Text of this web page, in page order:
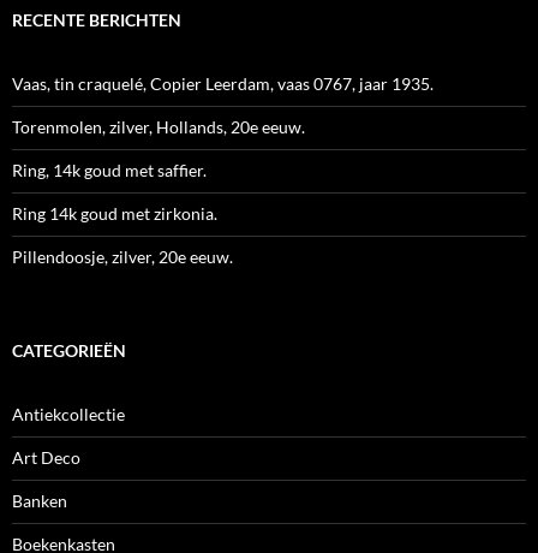
RECENTE BERICHTEN
Vaas, tin craquelé, Copier Leerdam, vaas 0767, jaar 1935.
Torenmolen, zilver, Hollands, 20e eeuw.
Ring, 14k goud met saffier.
Ring 14k goud met zirkonia.
Pillendoosje, zilver, 20e eeuw.
CATEGORIEËN
Antiekcollectie
Art Deco
Banken
Boekenkasten